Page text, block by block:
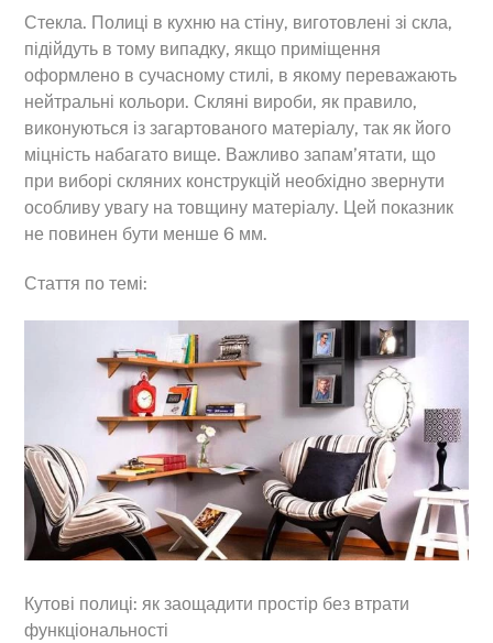
Стекла. Полиці в кухню на стіну, виготовлені зі скла,
підійдуть в тому випадку, якщо приміщення
оформлено в сучасному стилі, в якому переважають
нейтральні кольори. Скляні вироби, як правило,
виконуються із загартованого матеріалу, так як його
міцність набагато вище. Важливо запам’ятати, що
при виборі скляних конструкцій необхідно звернути
особливу увагу на товщину матеріалу. Цей показник
не повинен бути менше 6 мм.
Стаття по темі:
Кутові полиці: як заощадити простір без втрати
функціональності